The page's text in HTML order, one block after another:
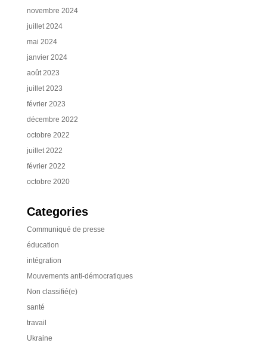
novembre 2024
juillet 2024
mai 2024
janvier 2024
août 2023
juillet 2023
février 2023
décembre 2022
octobre 2022
juillet 2022
février 2022
octobre 2020
Categories
Communiqué de presse
éducation
intégration
Mouvements anti-démocratiques
Non classifié(e)
santé
travail
Ukraine